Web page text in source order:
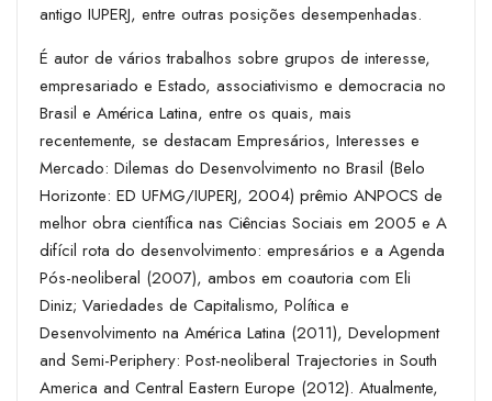
antigo IUPERJ, entre outras posições desempenhadas.
É autor de vários trabalhos sobre grupos de interesse,
empresariado e Estado, associativismo e democracia no
Brasil e América Latina, entre os quais, mais
recentemente, se destacam Empresários, Interesses e
Mercado: Dilemas do Desenvolvimento no Brasil (Belo
Horizonte: ED UFMG/IUPERJ, 2004) prêmio ANPOCS de
melhor obra científica nas Ciências Sociais em 2005 e A
difícil rota do desenvolvimento: empresários e a Agenda
Pós-neoliberal (2007), ambos em coautoria com Eli
Diniz; Variedades de Capitalismo, Política e
Desenvolvimento na América Latina (2011), Development
and Semi-Periphery: Post-neoliberal Trajectories in South
America and Central Eastern Europe (2012). Atualmente,